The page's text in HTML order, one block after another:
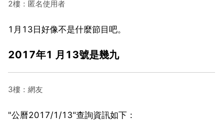
2樓：匿名使用者
1月13日好像不是什麼節目吧。
2017年1 月13號是幾九
3樓：網友
"公曆2017/1/13"查詢資訊如下：